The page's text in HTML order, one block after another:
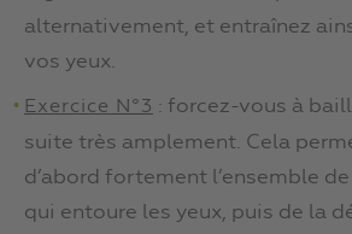
alternativement, et entraînez
vos yeux.
Exercice N°3 : forcez-vous à
suite très amplement. Cela
d’abord fortement l’ensemble
qui entoure les yeux, puis de la